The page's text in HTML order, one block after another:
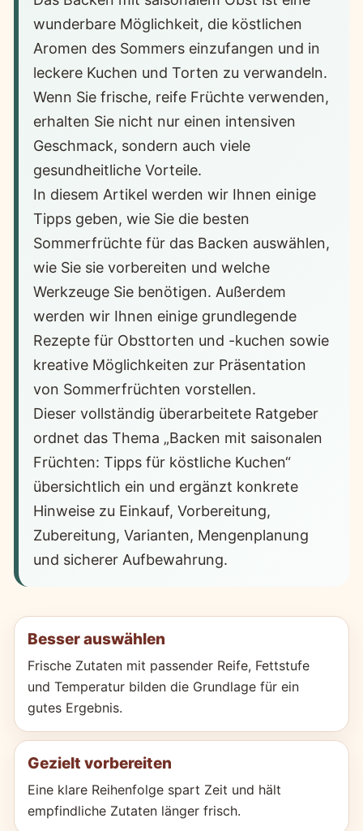
wunderbare Möglichkeit, die köstlichen
Aromen des Sommers einzufangen und in
leckere Kuchen und Torten zu verwandeln.
Wenn Sie frische, reife Früchte verwenden,
erhalten Sie nicht nur einen intensiven
Geschmack, sondern auch viele
gesundheitliche Vorteile.
In diesem Artikel werden wir Ihnen einige
Tipps geben, wie Sie die besten
Sommerfrüchte für das Backen auswählen,
wie Sie sie vorbereiten und welche
Werkzeuge Sie benötigen. Außerdem
werden wir Ihnen einige grundlegende
Rezepte für Obsttorten und -kuchen sowie
kreative Möglichkeiten zur Präsentation
von Sommerfrüchten vorstellen.
Dieser vollständig überarbeitete Ratgeber
ordnet das Thema „Backen mit saisonalen
Früchten: Tipps für köstliche Kuchen“
übersichtlich ein und ergänzt konkrete
Hinweise zu Einkauf, Vorbereitung,
Zubereitung, Varianten, Mengenplanung
und sicherer Aufbewahrung.
Besser auswählen
Frische Zutaten mit passender Reife, Fettstufe
und Temperatur bilden die Grundlage für ein
gutes Ergebnis.
Gezielt vorbereiten
Eine klare Reihenfolge spart Zeit und hält
empfindliche Zutaten länger frisch.